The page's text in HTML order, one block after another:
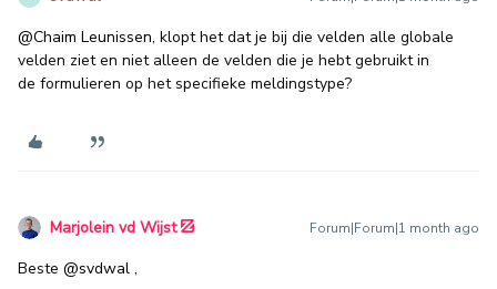
@Chaim Leunissen, klopt het dat je bij die velden alle globale
velden ziet en niet alleen de velden die je hebt gebruikt in
de formulieren op het specifieke meldingstype?
Marjolein vd Wijst Forum|Forum|1 month ago
Beste ​ @svdwal ,